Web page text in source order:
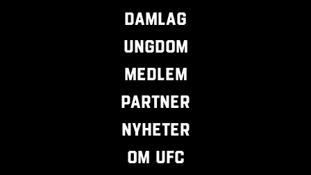
Damlag
Ungdom
Medlem
Partner
Nyheter
Om UFC